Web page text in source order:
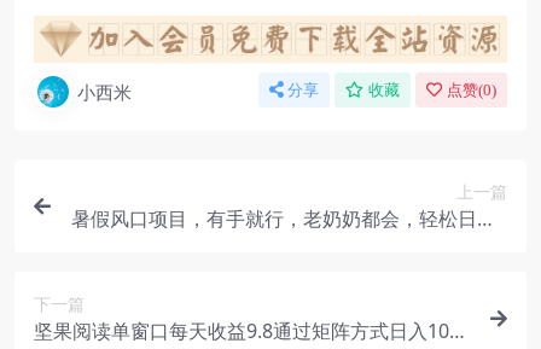
小西米 分享 收藏 点赞(0)
上一篇
暑假风口项目，有手就行，老奶奶都会，轻松日入1
下一篇
坚果阅读单窗口每天收益9.8通过矩阵方式日入1000